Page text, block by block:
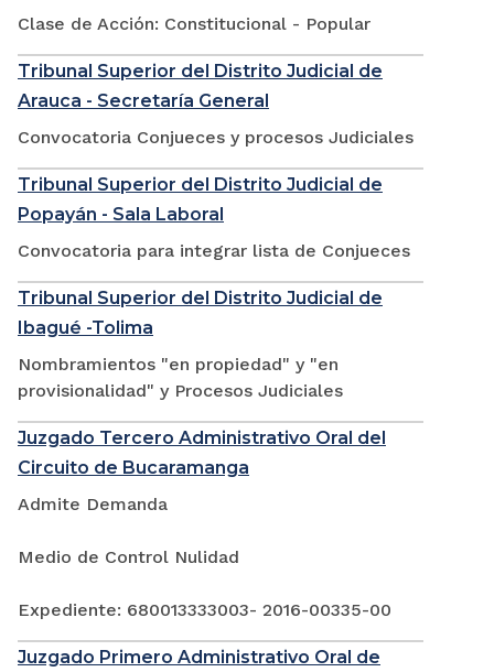
Clase de Acción: Constitucional - Popular
Tribunal Superior del Distrito Judicial de
Arauca - Secretaría General
Convocatoria Conjueces y procesos Judiciales
Tribunal Superior del Distrito Judicial de
Popayán - Sala Laboral
Convocatoria para integrar lista de Conjueces
Tribunal Superior del Distrito Judicial de
Ibagué -Tolima
Nombramientos "en propiedad" y "en
provisionalidad" y Procesos Judiciales
Juzgado Tercero Administrativo Oral del
Circuito de Bucaramanga
Admite Demanda
Medio de Control Nulidad
Expediente: 680013333003- 2016-00335-00
Juzgado Primero Administrativo Oral de